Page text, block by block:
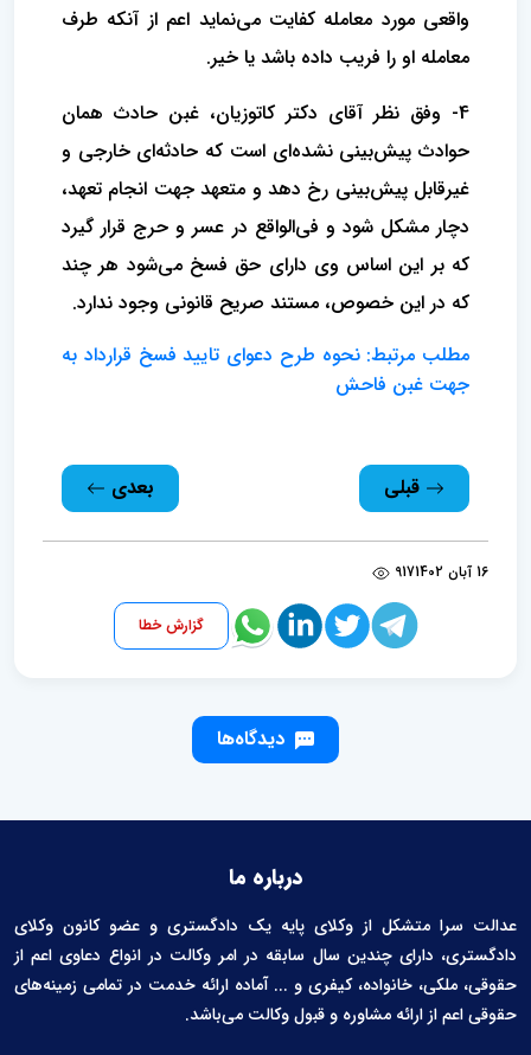
واقعی مورد معامله کفایت می‌نماید اعم از آنکه طرف
معامله او را فریب داده باشد یا خیر.
4- وفق نظر آقای دکتر کاتوزیان، غبن حادث همان
حوادث پیش‌بینی نشده‌ای است که حادثه‌ای خارجی و
غیرقابل پیش‌بینی رخ دهد و متعهد جهت انجام تعهد،
دچار مشکل شود و فی‌الواقع در عسر و حرج قرار گیرد
که بر این اساس وی دارای حق فسخ می‌شود هر چند
که در این خصوص، مستند صریح قانونی وجود ندارد.
مطلب مرتبط: نحوه طرح دعوای تایید فسخ قرارداد به
جهت غبن فاحش
قبلی بعدی
16 آبان 1402 917
گزارش خطا
دیدگاه‌ها
درباره ما
عدالت سرا متشکل از وکلای پایه یک دادگستری و عضو کانون وکلای
دادگستری، دارای چندین سال سابقه در امر وکالت در انواع دعاوی اعم از
حقوقی، ملکی، خانواده، کیفری و ... آماده ارائه خدمت در تمامی زمینه‌های
حقوقی اعم از ارائه مشاوره و قبول وکالت می‌باشد.